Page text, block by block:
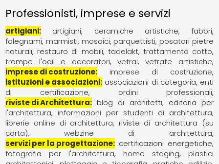
Professionisti, imprese e servizi
artigiani artigiani ceramiche artistiche
fabbri
falegnami marmisti mosaici parquettisti posatori pietre
naturali restauro di mobili tadelakt trattamento cotto
trompe l'oeil e decoratori
vetrai
vetrate artistiche
imprese di costruzione
imprese di costruzione
istituzioni e associazioni associazioni di categoria enti
di certificazione
ordini professionali
riviste di Architettura
blog di architetti
editoria per
l'architettura
informazioni per studenti di architettura
librerie online di architettura riviste di architettura (su
carta)
webzine di architettura
servizi per la progettazione
certificazioni energetiche
fotografia per l'architettura
home staging
plastici